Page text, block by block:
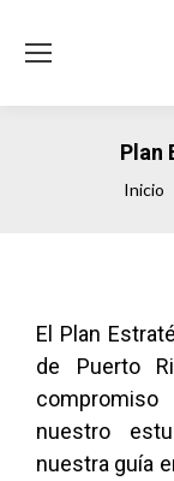
Plan
Estás
Inicio
El Plan
de Puerto
nuestro
nuestra guía